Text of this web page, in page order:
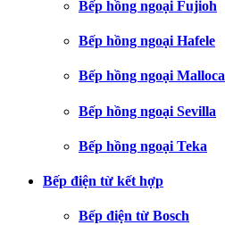
Bếp hồng ngoại Fujioh
Bếp hồng ngoại Hafele
Bếp hồng ngoại Malloca
Bếp hồng ngoại Sevilla
Bếp hồng ngoại Teka
Bếp điện từ kết hợp
Bếp điện từ Bosch